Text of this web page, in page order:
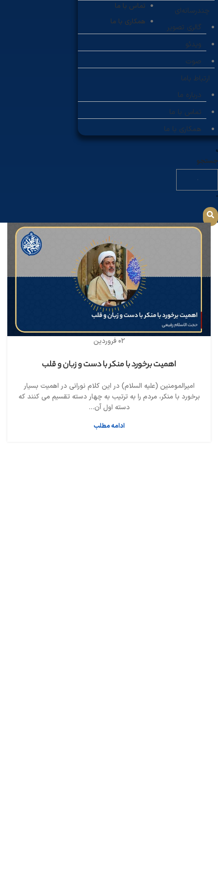
تماس با ما
همکاری با ما
چندرسانه‌ای
گالری تصویر
ویدئو
صوت
ارتباط باما
درباره ما
تماس با ما
همکاری با ما
جستجو
02 فروردین
اهمیت برخورد با منکر با دست و زبان و قلب
امیرالمومنین (علیه السلام) در این کلام نورانی در اهمیت بسیار
برخورد با منکر، مردم را به ترتیب به چهار دسته تقسیم می کنند که
دسته اول آن...
ادامه مطلب